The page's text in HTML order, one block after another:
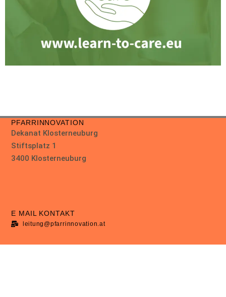
PFARRINNOVATION
Dekanat Klosterneuburg
Stiftsplatz 1
3400 Klosterneuburg
E MAIL KONTAKT
leitung@pfarrinnovation.at